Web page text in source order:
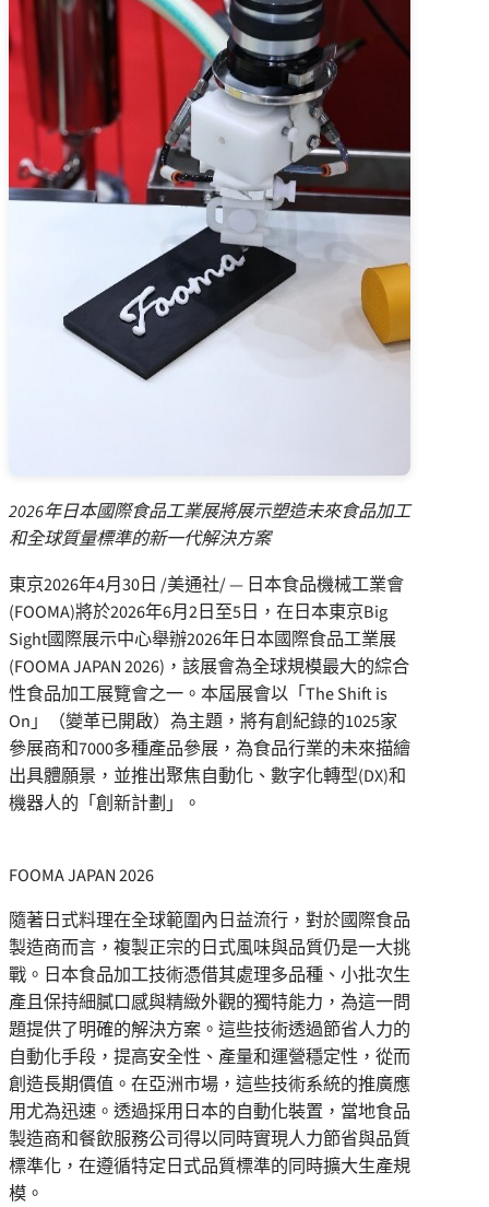
2026年日本國際食品工業展將展示塑造未來食品加工
和全球質量標準的新一代解決方案
東京2026年4月30日 /美通社/ — 日本食品機械工業會
(FOOMA)將於2026年6月2日至5日，在日本東京Big
Sight國際展示中心舉辦2026年日本國際食品工業展
(FOOMA JAPAN 2026)，該展會為全球規模最大的綜合
性食品加工展覽會之一。本屆展會以「The Shift is
On」（變革已開啟）為主題，將有創紀錄的1025家
參展商和7000多種產品參展，為食品行業的未來描繪
出具體願景，並推出聚焦自動化、數字化轉型(DX)和
機器人的「創新計劃」。
FOOMA JAPAN 2026
隨著日式料理在全球範圍內日益流行，對於國際食品
製造商而言，複製正宗的日式風味與品質仍是一大挑
戰。日本食品加工技術憑借其處理多品種、小批次生
產且保持細膩口感與精緻外觀的獨特能力，為這一問
題提供了明確的解決方案。這些技術透過節省人力的
自動化手段，提高安全性、產量和運營穩定性，從而
創造長期價值。在亞洲市場，這些技術系統的推廣應
用尤為迅速。透過採用日本的自動化裝置，當地食品
製造商和餐飲服務公司得以同時實現人力節省與品質
標準化，在遵循特定日式品質標準的同時擴大生產規
模。